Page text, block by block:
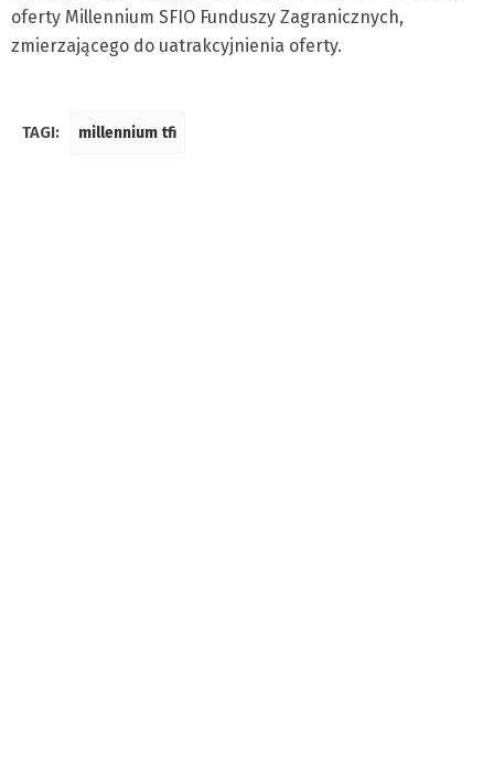
oferty Millennium SFIO Funduszy Zagranicznych,
zmierzającego do uatrakcyjnienia oferty.
TAGI: millennium tfi